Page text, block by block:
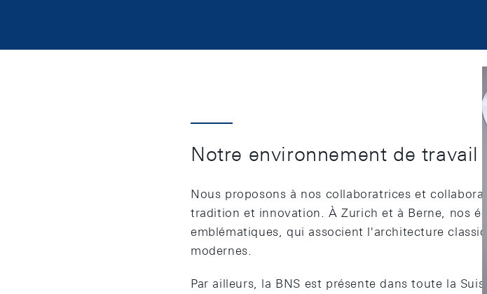
Notre environnement de travail
Nous proposons à nos collaboratrices et
tradition et innovation. À Zurich et à Berne, nos
emblématiques, qui associent l'architecture
modernes.
Par ailleurs, la BNS est présente dans toute la